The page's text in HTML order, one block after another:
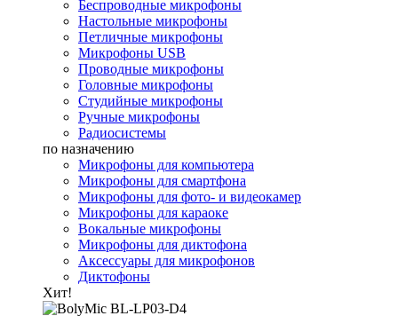
Беспроводные микрофоны
Настольные микрофоны
Петличные микрофоны
Микрофоны USB
Проводные микрофоны
Головные микрофоны
Студийные микрофоны
Ручные микрофоны
Радиосистемы
по назначению
Микрофоны для компьютера
Микрофоны для смартфона
Микрофоны для фото- и видеокамер
Микрофоны для караоке
Вокальные микрофоны
Микрофоны для диктофона
Аксессуары для микрофонов
Диктофоны
Хит!